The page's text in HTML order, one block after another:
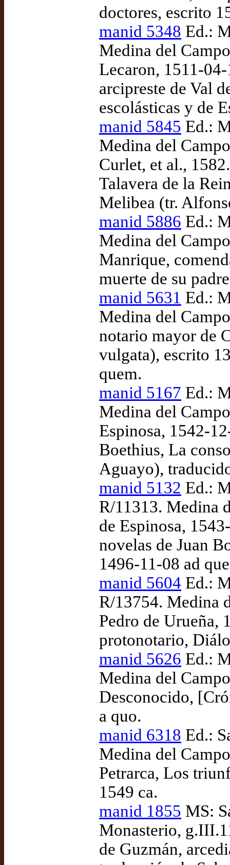
doctores, escrito
manid 5348 Ed.:
Medina del
Lecaron, 1511-
arcipreste de Val
escolásticas y de
manid 5845 Ed.:
Medina del
Curlet, et al.,
Talavera de la
Melibea (tr.
manid 5886 Ed.:
Medina del
Manrique,
muerte de su
manid 5631 Ed.:
Medina del
notario mayor de
vulgata), escrito
quem.
manid 5167 Ed.:
Medina del
Espinosa, 1542-
Boethius, La
Aguayo),
manid 5132 Ed.:
R/11313. Medina
de Espinosa,
novelas de Juan
1496-11-08 ad
manid 5604 Ed.:
R/13754. Medina
Pedro de Urueña,
protonotario,
manid 5626 Ed.:
Medina del
Desconocido,
a quo.
manid 6318 Ed.:
Medina del
Petrarca, Los
1549 ca.
manid 1855 MS:
Monasterio,
de Guzmán,